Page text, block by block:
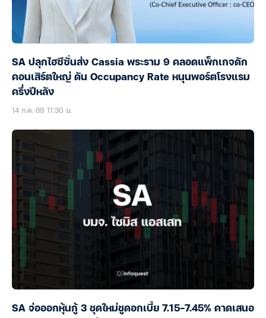
SA ปลุกไฮซีซั่นส่ง Cassia พระราม 9 คลอดแพ็กเกจดัก
คอนเสิร์ตใหญ่ ดัน Occupancy Rate หนุนพอร์ตโรงแรม
ครึ่งปีหลัง
14 ก.ค. 69 11:30 น.
SA จ่อออกหุ้นกู้ 3 ชุดใหม่ชูดอกเบี้ย 7.15-7.45% คาดเสนอ